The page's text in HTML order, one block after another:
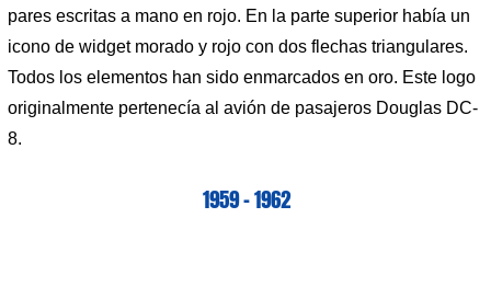
pares escritas a mano en rojo. En la parte superior había un
icono de widget morado y rojo con dos flechas triangulares.
Todos los elementos han sido enmarcados en oro. Este logo
originalmente pertenecía al avión de pasajeros Douglas DC-
8.
1959 – 1962